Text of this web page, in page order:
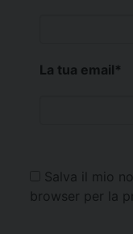
La tua email*
Salva il mio
browser per la